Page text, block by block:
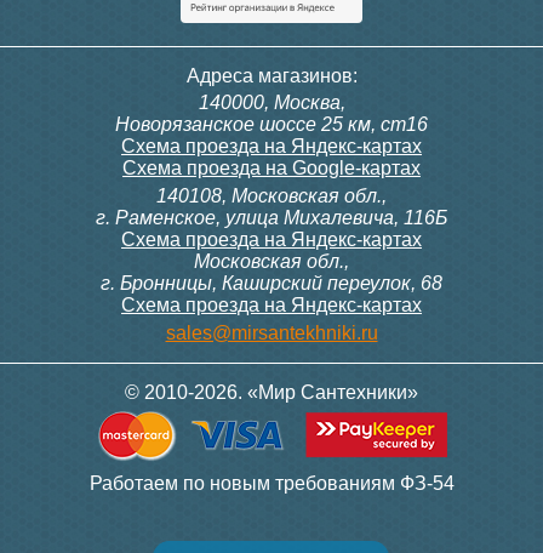
Адреса магазинов:
140000, Москва,
Новорязанское шоссе 25 км, ст16
Схема проезда на Яндекс-картах
Схема проезда на Google-картах
140108, Московская обл.,
г. Раменское, улица Михалевича, 116Б
Схема проезда на Яндекс-картах
Московская обл.,
г. Бронницы, Каширский переулок, 68
Схема проезда на Яндекс-картах
sales@mirsantekhniki.ru
© 2010-2026. «Мир Сантехники»
Работаем по новым требованиям ФЗ-54